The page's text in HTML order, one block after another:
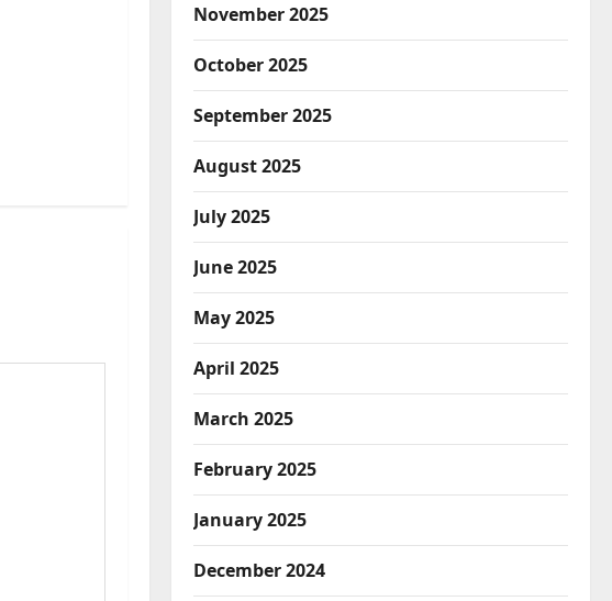
November 2025
October 2025
September 2025
August 2025
July 2025
June 2025
May 2025
April 2025
March 2025
February 2025
January 2025
December 2024